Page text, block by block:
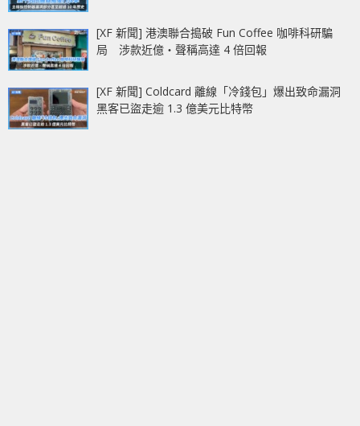
[XF 新聞] 港澳聯合搗破 Fun Coffee 咖啡科研騙
局 涉款近億‧聲稱高達 4 倍回報
[XF 新聞] Coldcard 離線「冷錢包」爆出致命漏洞
黑客已盜走逾 1.3 億美元比特幣